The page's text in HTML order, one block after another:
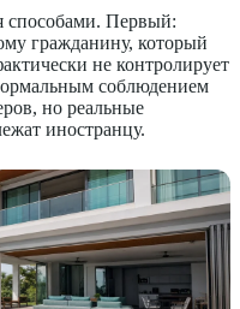
способами. Первый:
гражданину, который
не контролирует
соблюдением
но реальные
иностранцу.